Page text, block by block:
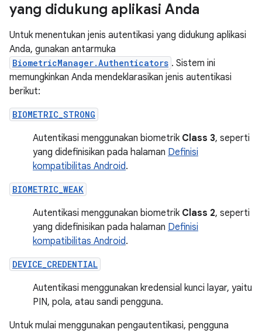
yang didukung aplikasi Anda
Untuk menentukan jenis autentikasi yang didukung aplikasi
Anda, gunakan antarmuka
BiometricManager.Authenticators . Sistem ini
memungkinkan Anda mendeklarasikan jenis autentikasi
berikut:
BIOMETRIC_STRONG
Autentikasi menggunakan biometrik Class 3, seperti
yang didefinisikan pada halaman Definisi
kompatibilitas Android.
BIOMETRIC_WEAK
Autentikasi menggunakan biometrik Class 2, seperti
yang didefinisikan pada halaman Definisi
kompatibilitas Android.
DEVICE_CREDENTIAL
Autentikasi menggunakan kredensial kunci layar, yaitu
PIN, pola, atau sandi pengguna.
Untuk mulai menggunakan pengautentikasi, pengguna